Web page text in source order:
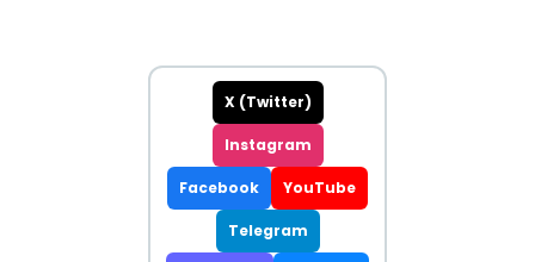
X (Twitter)
Instagram
Facebook YouTube
Telegram